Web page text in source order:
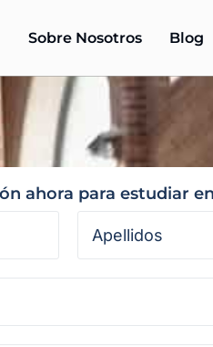
Sobre Nosotros Blog
ahora para estudiar